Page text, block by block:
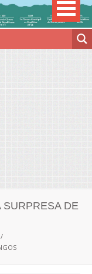
SURPRESA DE